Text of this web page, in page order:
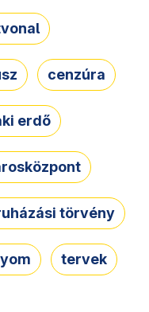
cenzúra
erdő
törvény
tervek